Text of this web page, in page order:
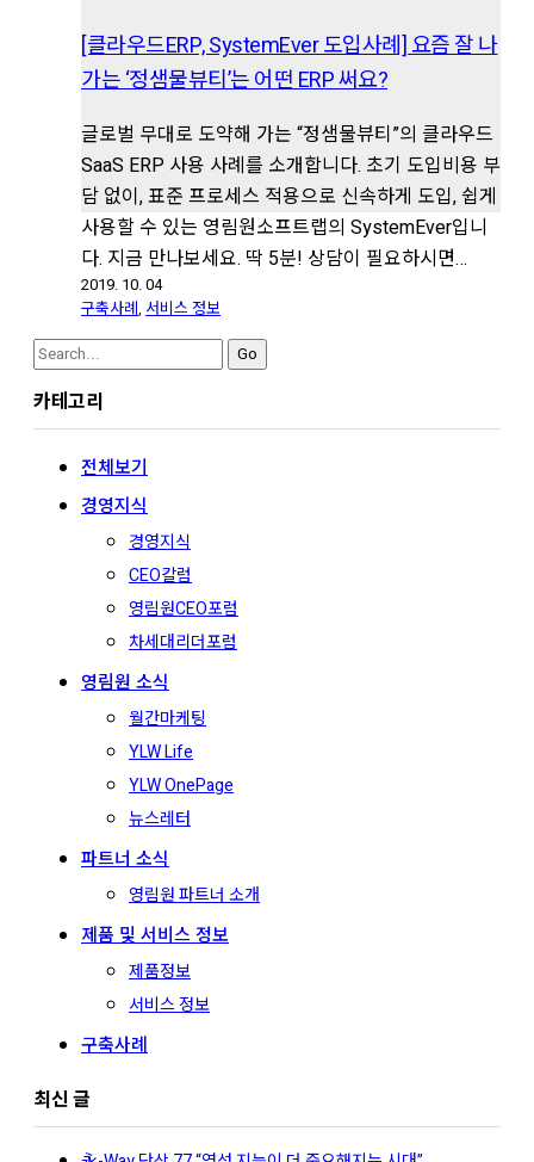
[클라우드ERP, SystemEver 도입사례] 요즘 잘 나
가는 ‘정샘물뷰티’는 어떤 ERP 써요?
글로벌 무대로 도약해 가는 “정샘물뷰티”의 클라우드
SaaS ERP 사용 사례를 소개합니다. 초기 도입비용 부
담 없이, 표준 프로세스 적용으로 신속하게 도입, 쉽게
사용할 수 있는 영림원소프트랩의 SystemEver입니
다. 지금 만나보세요. 딱 5분! 상담이 필요하시면…
2019. 10. 04
구축사례, 서비스 정보
Search
카테고리
전체보기
경영지식
경영지식
CEO칼럼
영림원CEO포럼
차세대리더포럼
영림원 소식
월간마케팅
YLW Life
YLW OnePage
뉴스레터
파트너 소식
영림원 파트너 소개
제품 및 서비스 정보
제품정보
서비스 정보
구축사례
최신 글